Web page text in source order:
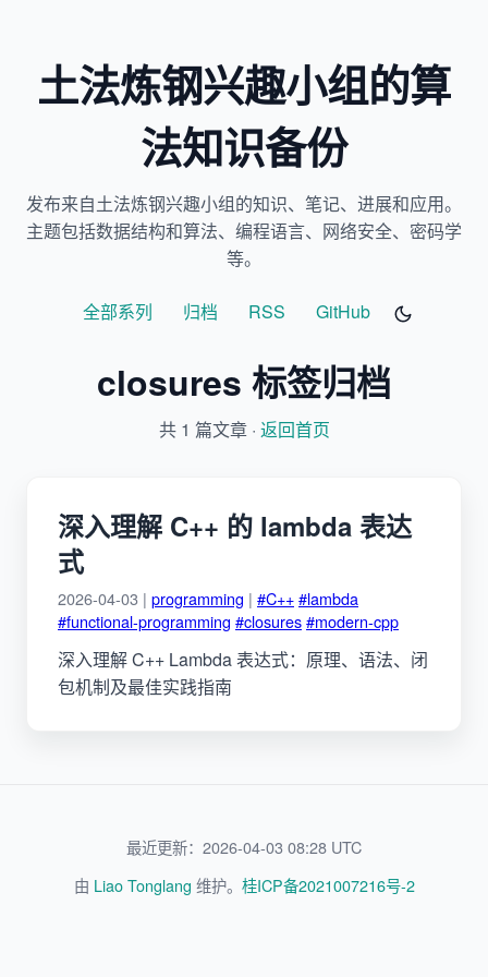
土法炼钢兴趣小组的算
法知识备份
发布来自土法炼钢兴趣小组的知识、笔记、进展和应用。
主题包括数据结构和算法、编程语言、网络安全、密码学
等。
全部系列 归档 RSS GitHub
closures 标签归档
共 1 篇文章 · 返回首页
深入理解 C++ 的 lambda 表达
式
2026-04-03 | programming | #C++#lambda
#functional-programming #closures#modern-cpp
深入理解 C++ Lambda 表达式：原理、语法、闭
包机制及最佳实践指南
最近更新：2026-04-03 08:28 UTC
由 Liao Tonglang 维护。 桂ICP备2021007216号-2